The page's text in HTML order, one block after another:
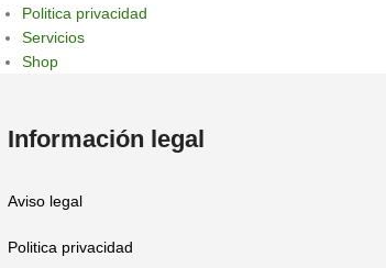
Politica privacidad
Servicios
Shop
Información legal
Aviso legal
Politica privacidad